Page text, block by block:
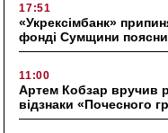
17:51
«Укрексімбанк»
фонді Сумщини
11:00
Артем Кобзар вручив
відзнаки «Почесного